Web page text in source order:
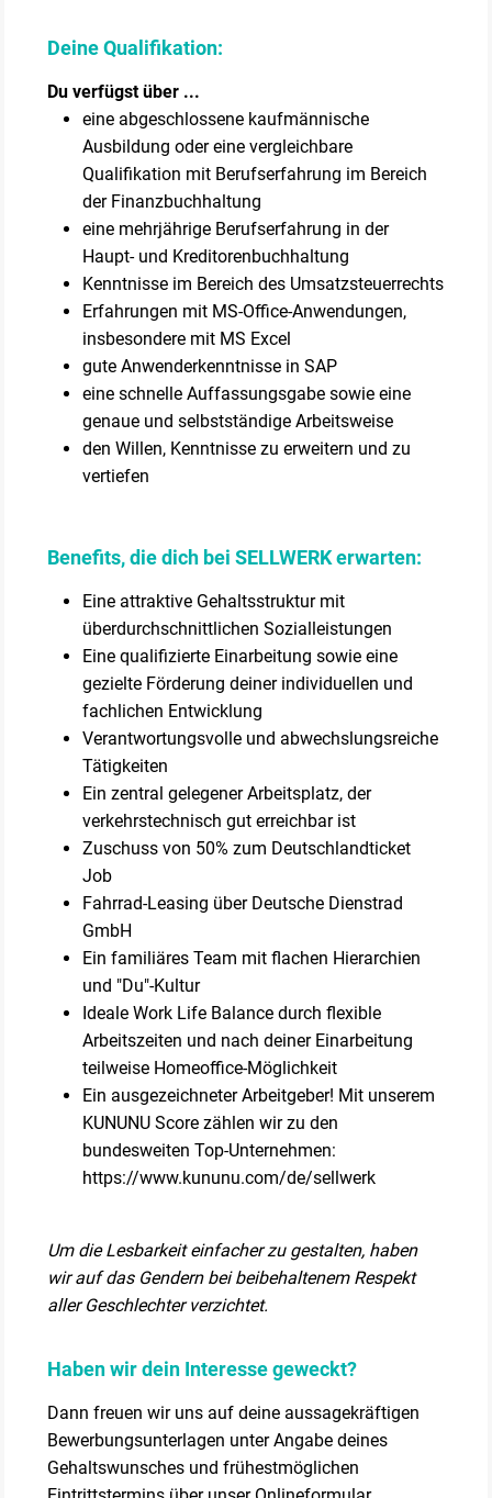
Deine Qualifikation:
Du verfügst über ...
eine abgeschlossene kaufmännische
Ausbildung oder eine vergleichbare
Qualifikation mit Berufserfahrung im Bereich
der Finanzbuchhaltung
eine mehrjährige Berufserfahrung in der
Haupt- und Kreditorenbuchhaltung
Kenntnisse im Bereich des Umsatzsteuerrechts
Erfahrungen mit MS-Office-Anwendungen,
insbesondere mit MS Excel
gute Anwenderkenntnisse in SAP
eine schnelle Auffassungsgabe sowie eine
genaue und selbstständige Arbeitsweise
den Willen, Kenntnisse zu erweitern und zu
vertiefen
Benefits, die dich bei SELLWERK erwarten:
Eine attraktive Gehaltsstruktur mit
überdurchschnittlichen Sozialleistungen
Eine qualifizierte Einarbeitung sowie eine
gezielte Förderung deiner individuellen und
fachlichen Entwicklung
Verantwortungsvolle und abwechslungsreiche
Tätigkeiten
Ein zentral gelegener Arbeitsplatz, der
verkehrstechnisch gut erreichbar ist
Zuschuss von 50% zum Deutschlandticket
Job
Fahrrad-Leasing über Deutsche Dienstrad
GmbH
Ein familiäres Team mit flachen Hierarchien
und "Du"-Kultur
Ideale Work Life Balance durch flexible
Arbeitszeiten und nach deiner Einarbeitung
teilweise Homeoffice-Möglichkeit
Ein ausgezeichneter Arbeitgeber! Mit unserem
KUNUNU Score zählen wir zu den
bundesweiten Top-Unternehmen:
https://www.kununu.com/de/sellwerk
Um die Lesbarkeit einfacher zu gestalten, haben
wir auf das Gendern bei beibehaltenem Respekt
aller Geschlechter verzichtet.
Haben wir dein Interesse geweckt?
Dann freuen wir uns auf deine aussagekräftigen
Bewerbungsunterlagen unter Angabe deines
Gehaltswunsches und frühestmöglichen